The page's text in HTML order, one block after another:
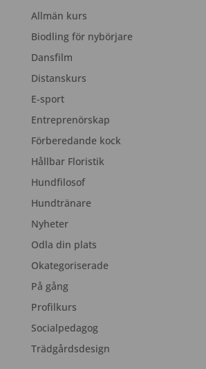
Allmän kurs
Biodling för nybörjare
Dansfilm
Distanskurs
E-sport
Entreprenörskap
Förberedande kock
Hållbar Floristik
Hundfilosof
Hundtränare
Nyheter
Odla din plats
Okategoriserade
På gång
Profilkurs
Socialpedagog
Trädgårdsdesign